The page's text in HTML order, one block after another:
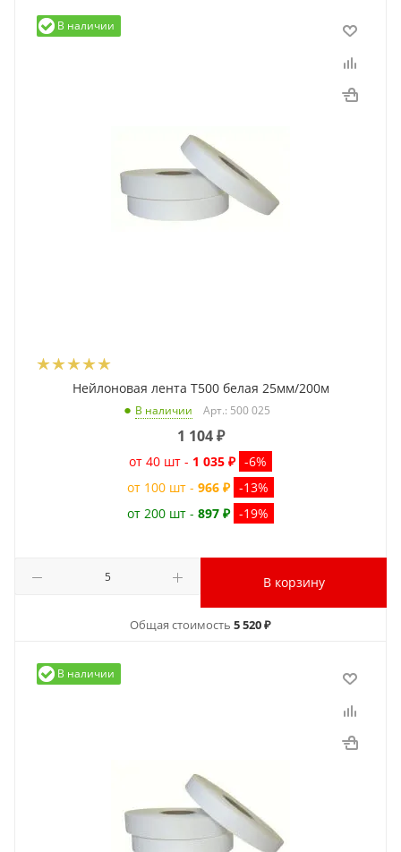
В наличии
Нейлоновая лента T500 белая 25мм/200м
В наличии Арт.: 500 025
1 104₽
от 40 шт - 1 035 ₽ -6%
от 100 шт - 966 ₽ -13%
от 200 шт - 897 ₽ -19%
В корзину
Общая стоимость 5 520 ₽
В наличии